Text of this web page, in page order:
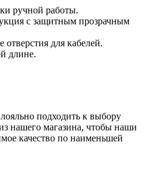
ручной работы.
с защитным прозрачным
для кабелей.
длине.
подходить к выбору
нашего магазина, чтобы наши
качество по наименьшей